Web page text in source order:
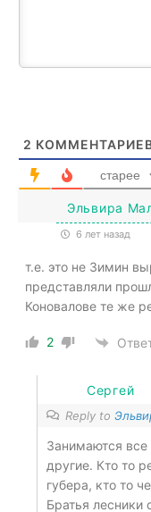
2
старее
Эльвира
6 лет назад
т.е. это не Зимин
представляли
Коновалове те же
2
Сергей
Reply to
Занимаются
другие. Кто то
губера, кто то
Братья лесники